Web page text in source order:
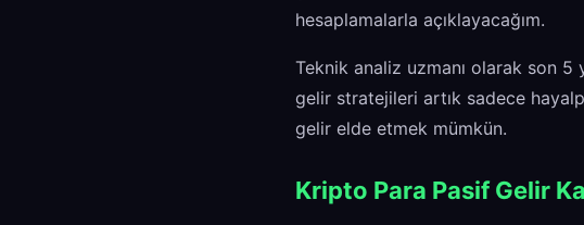
hesaplamalarla açıklayacağım.
Teknik analiz uzmanı olarak son
gelir stratejileri artık sadece
gelir elde etmek mümkün.
Kripto Para Pasif Gelir